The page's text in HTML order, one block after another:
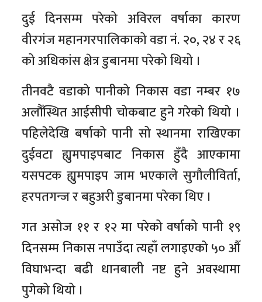
दुई दिनसम्म परेको अविरल वर्षाका कारण
वीरगंज महानगरपालिकाको वडा नं. २०, २४ र २६
को अधिकांस क्षेत्र डुबानमा परेको थियो ।
तीनवटै वडाको पानीको निकास वडा नम्बर १७
अलौँस्थित आईसीपी चोकबाट हुने गरेको थियो ।
पहिलेदेखि बर्षाको पानी सो स्थानमा राखिएका
दुईवटा ह्युमपाइपबाट निकास हुँदै आएकामा
यसपटक ह्युमपाइप जाम भएकाले सुगौलीविर्ता,
हरपतगन्ज र बहुअरी डुबानमा परेका थिए ।
गत असोज ११ र १२ मा परेको वर्षाको पानी १९
दिनसम्म निकास नपाउँदा त्यहाँ लगाइएको ५० औँ
विघाभन्दा बढी धानबाली नष्ट हुने अवस्थामा
पुगेको थियो ।